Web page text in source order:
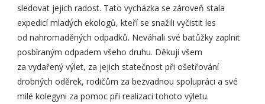
sledovat jejich radost. Tato vycházka se zároveň stala
expedicí mladých ekologů, kteří se snažili vyčistit les
od nahromaděných odpadků. Neváhali své batůžky zaplnit
posbíraným odpadem všeho druhu. Děkuji všem
za vydařený výlet, za jejich statečnost při ošetřování
drobných oděrek, rodičům za bezvadnou spolupráci a své
milé kolegyni za pomoc při realizaci tohoto výletu.